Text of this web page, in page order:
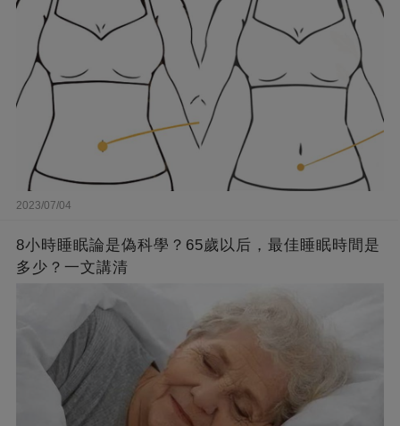
2023/07/04
8小時睡眠論是偽科學？65歲以后，最佳睡眠時間是
多少？一文講清